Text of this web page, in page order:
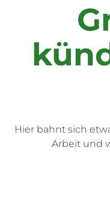
Hier bahnt sich
Arbeit und